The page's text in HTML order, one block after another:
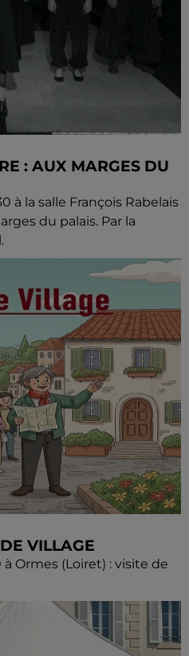
: AUX MARGES DU
à la salle François Rabelais
du palais. Par la
VILLAGE
Ormes (Loiret) : visite de